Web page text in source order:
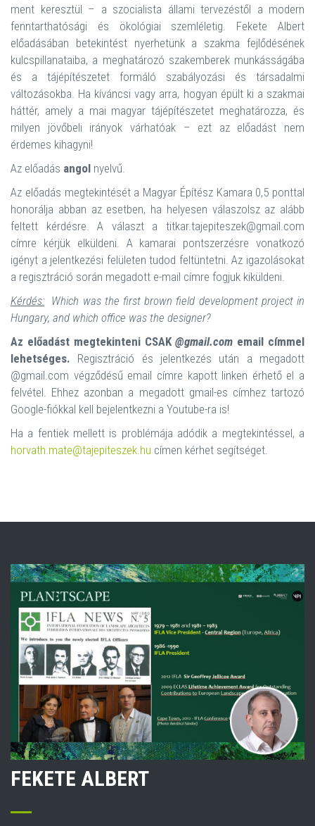
ment keresztül – a szocialista állami tervezéstől a modern
fenntarthatósági és ökológiai szemléletig. Fekete Albert
előadásában betekintést nyerhetünk a szakma fejlődésének
kulcspillanataiba, a meghatározó szakemberek munkásságába
és a tájépítészetet formáló szabályozási és társadalmi
változásokba. Ha kíváncsi vagy arra, hogyan épült ki a szakmai
háttér, amely a mai magyar tájépítészetet meghatározza, és
milyen jövőbeli irányok várhatóak – ezt az előadást nem
érdemes kihagyni!
Az előadás angol nyelvű.
Az előadás megtekintését a Magyar Építész Kamara 0,5 ponttal
honorálja abban az esetben, ha helyesen válaszolsz az alább
feltett kérdésre. A választ a titkar.tajepiteszek@gmail.com
címre kérjük elküldeni. A kamarai pontszerzésre vonatkozó
igényt a jelentkezési felületen tudod feltüntetni. Az igazolásokat
a regisztráció során megadott e-mail címre fogjuk kiküldeni.
Kérdés: Which was the first brown field development project in
Hungary, and which office was the designer?
Az előadást megtekinteni CSAK@gmail.com email címmel
lehetséges. Regisztráció és jelentkezés után a megadott
@gmail.com végződésű email címre kapott linken érhető el a
felvétel. Ehhez azonban a megadott gmail-es címhez tartozó
Google-fiókkal kell bejelentkezni a Youtube-ra is!
Ha a fentiek mellett is problémája adódik a megtekintéssel, a
horvath.mate@tajepiteszek.hu címen kérhet segítséget.
FEKETE ALBERT